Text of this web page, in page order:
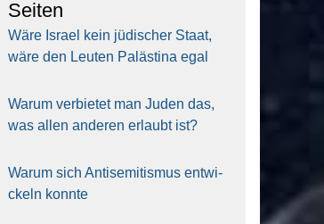
Sei­ten
Wäre Isra­el kein jüdi­scher Staat,
wäre den Leu­ten Paläs­ti­na egal
War­um ver­bie­tet man Juden das,
was allen ande­ren erlaubt ist?
War­um sich Anti­se­mi­tis­mus ent­wi­
ckeln konn­te